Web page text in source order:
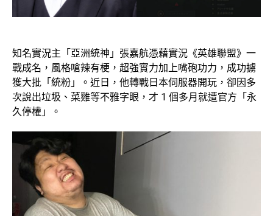
知名實況主「亞洲統神」張嘉航憑藉實況《英雄聯盟》一
戰成名，風格嗆辣有梗，超強實力加上嘴砲功力，成功擄
獲大批「統粉」。近日，他轉戰日本伺服器開玩，卻因多
次說出垃圾、菜雞等不雅字眼，才 1 個多月就遭官方「永
久停權」。